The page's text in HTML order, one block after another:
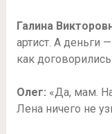
Галина
артист. А деньги
как
Олег: «Да, мам.
Лена ничего не